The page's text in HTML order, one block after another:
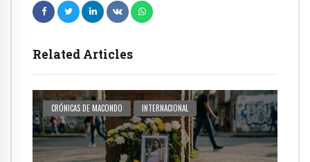
Related Articles
CRÓNICAS DE MACONDO INTERNACIONAL